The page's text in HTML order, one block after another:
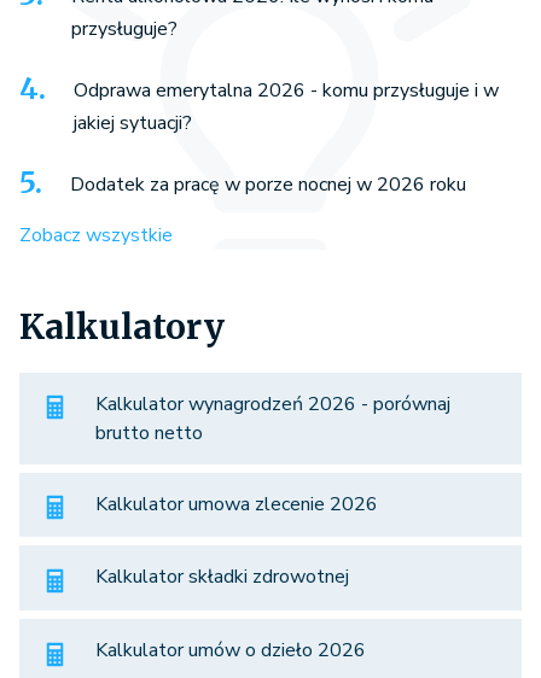
przysługuje?
Odprawa emerytalna 2026 - komu przysługuje i w
jakiej sytuacji?
Dodatek za pracę w porze nocnej w 2026 roku
Zobacz wszystkie
Kalkulatory
Kalkulator wynagrodzeń 2026 - porównaj
brutto netto
Kalkulator umowa zlecenie 2026
Kalkulator składki zdrowotnej
Kalkulator umów o dzieło 2026